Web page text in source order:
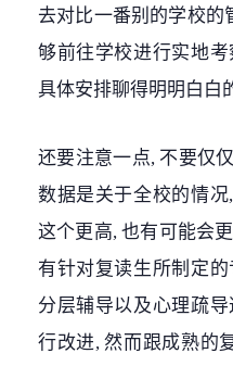
去对比一番别的学校的
够前往学校进行实地
具体安排聊得明明白白
还要注意一点, 不要仅
数据是关于全校的情
这个更高, 也有可能会
有针对复读生所制定的
分层辅导以及心理疏
行改进, 然而跟成熟的